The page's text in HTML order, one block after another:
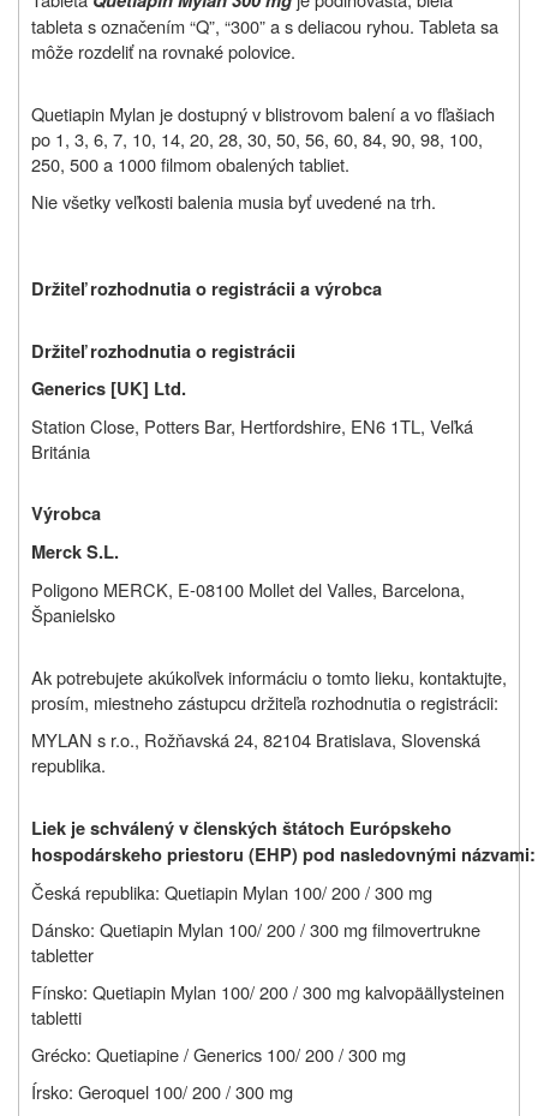
tableta s označením “Q”, “300” a s deliacou ryhou. Tableta sa
môže rozdeliť na rovnaké polovice.
Quetiapin Mylan je dostupný v blistrovom balení a vo fľašiach
po 1, 3, 6, 7, 10, 14, 20, 28, 30, 50, 56, 60, 84, 90, 98, 100,
250, 500 a 1000 filmom obalených tabliet.
Nie všetky veľkosti balenia musia byť uvedené na trh.
Držiteľ rozhodnutia o registrácii a výrobca
Držiteľ rozhodnutia o registrácii
Generics [UK] Ltd.
Station Close, Potters Bar, Hertfordshire, EN6 1TL, Veľká
Británia
Výrobca
Merck S.L.
Poligono MERCK, E-08100 Mollet del Valles, Barcelona,
Španielsko
Ak potrebujete akúkoľvek informáciu o tomto lieku, kontaktujte,
prosím, miestneho zástupcu držiteľa rozhodnutia o registrácii:
MYLAN s r.o., Rožňavská 24, 82104 Bratislava, Slovenská
republika.
Liek je schválený v členských štátoch Európskeho
hospodárskeho priestoru (EHP) pod nasledovnými názvami:
Česká republika: Quetiapin Mylan 100/ 200 / 300 mg
Dánsko: Quetiapin Mylan 100/ 200 / 300 mgfilmovertrukne
tabletter
Fínsko: Quetiapin Mylan 100/ 200 / 300 mgkalvopäällysteinen
tabletti
Grécko: Quetiapine / Generics 100/ 200 / 300 mg
Írsko: Geroquel 100/ 200 / 300 mg